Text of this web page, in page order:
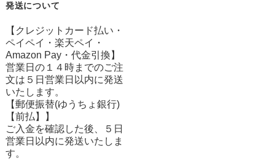
発送について
【クレジットカード払い・
ペイペイ・楽天ペイ・
Amazon Pay・ 代金引換】
営業日の１４時までのご注
文は５日営業日以内に発送
いたします。
【郵便振替(ゆうちょ銀行)
【前払】】
ご入金を確認した後、５日
営業日以内に発送いたしま
す。